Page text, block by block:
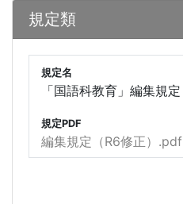
規定類
規定名
「国語科教育」編集規定
規定PDF
編集規定（R6修正）.pdf